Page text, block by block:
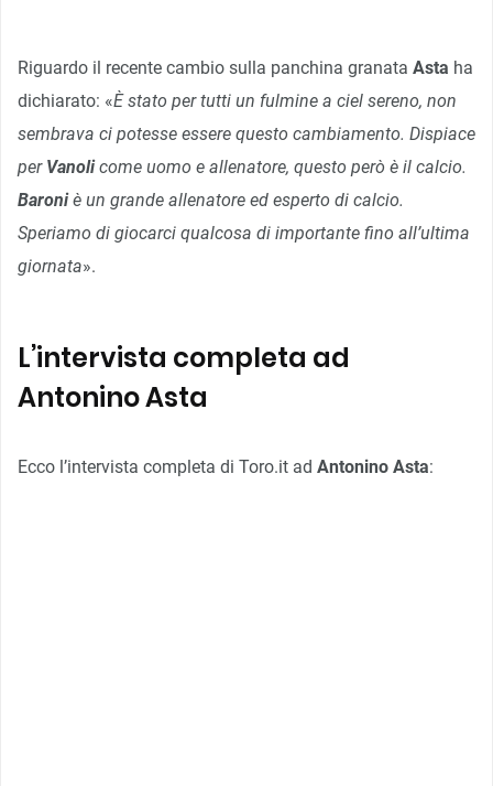
Riguardo il recente cambio sulla panchina granata Asta ha
dichiarato: «È stato per tutti un fulmine a ciel sereno, non
sembrava ci potesse essere questo cambiamento. Dispiace
per Vanolicome uomo e allenatore, questo però è il calcio.
Baroniè un grande allenatore ed esperto di calcio.
Speriamo di giocarci qualcosa di importante fino all’ultima
giornata».
L’intervista completa ad
Antonino Asta
Ecco l’intervista completa di Toro.it ad Antonino Asta: